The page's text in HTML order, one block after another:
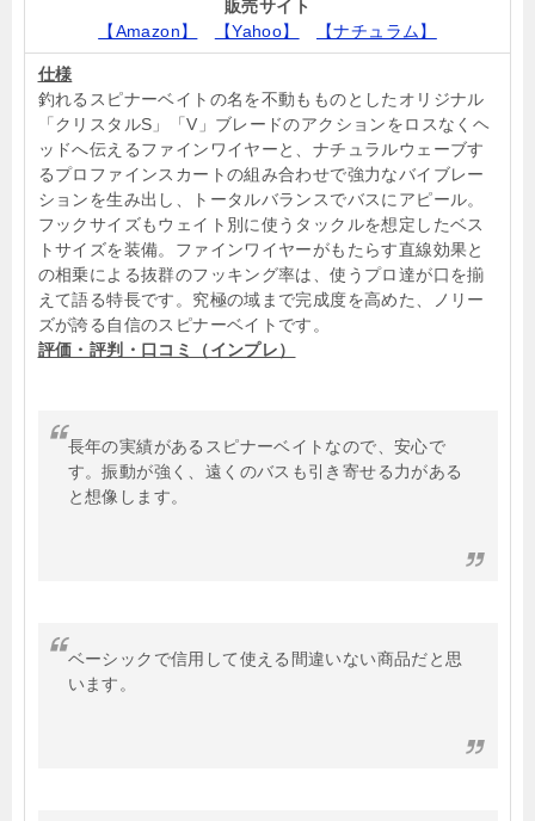
販売サイト
【Amazon】
【Yahoo】 【ナチュラム】
仕様
釣れるスピナーベイトの名を不動もものとしたオリジナル
「クリスタルS」「V」ブレードのアクションをロスなくヘ
ッドへ伝えるファインワイヤーと、ナチュラルウェーブす
るプロファインスカートの組み合わせで強力なバイブレー
ションを生み出し、トータルバランスでバスにアピール。
フックサイズもウェイト別に使うタックルを想定したベス
トサイズを装備。ファインワイヤーがもたらす直線効果と
の相乗による抜群のフッキング率は、使うプロ達が口を揃
えて語る特長です。究極の域まで完成度を高めた、ノリー
ズが誇る自信のスピナーベイトです。
評価・評判・口コミ（インプレ）
長年の実績があるスピナーベイトなので、安心で
す。振動が強く、遠くのバスも引き寄せる力がある
と想像します。
ベーシックで信用して使える間違いない商品だと思
います。